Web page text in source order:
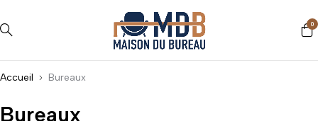
0
Accueil Bureaux
Bureaux